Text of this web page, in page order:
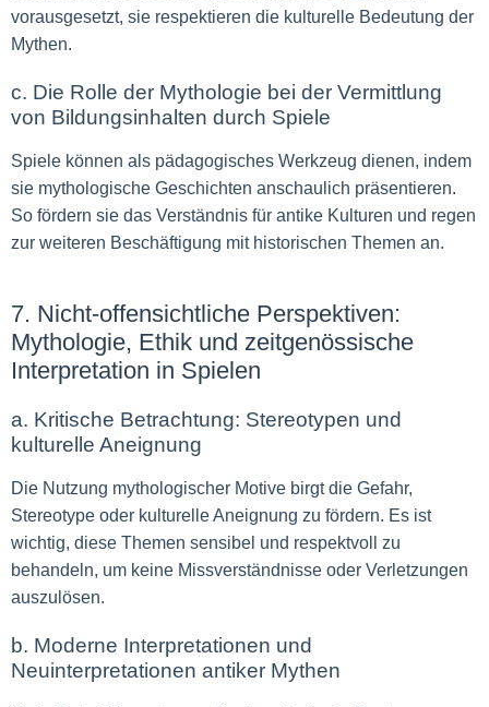
vorausgesetzt, sie respektieren die kulturelle Bedeutung der
Mythen.
c. Die Rolle der Mythologie bei der Vermittlung
von Bildungsinhalten durch Spiele
Spiele können als pädagogisches Werkzeug dienen, indem
sie mythologische Geschichten anschaulich präsentieren.
So fördern sie das Verständnis für antike Kulturen und regen
zur weiteren Beschäftigung mit historischen Themen an.
7. Nicht-offensichtliche Perspektiven:
Mythologie, Ethik und zeitgenössische
Interpretation in Spielen
a. Kritische Betrachtung: Stereotypen und
kulturelle Aneignung
Die Nutzung mythologischer Motive birgt die Gefahr,
Stereotype oder kulturelle Aneignung zu fördern. Es ist
wichtig, diese Themen sensibel und respektvoll zu
behandeln, um keine Missverständnisse oder Verletzungen
auszulösen.
b. Moderne Interpretationen und
Neuinterpretationen antiker Mythen